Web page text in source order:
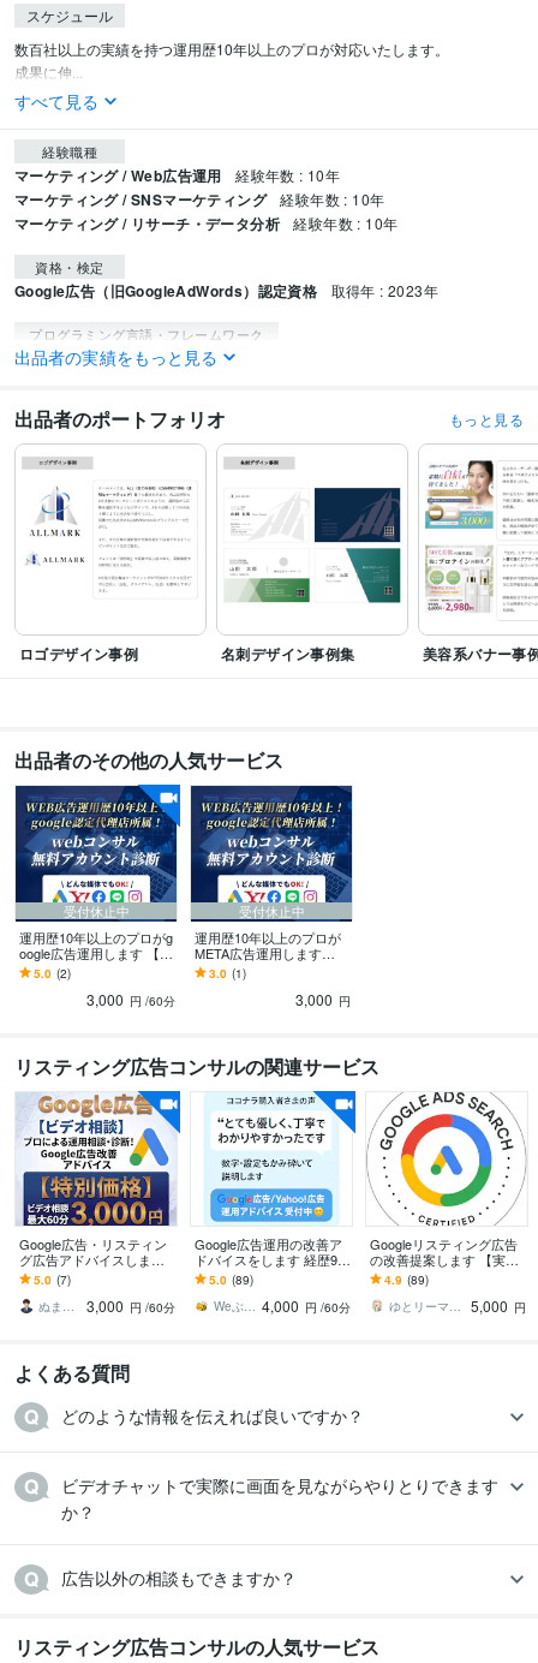
スケジュール
数百社以上の実績を持つ運用歴10年以上のプロが対応いたします。
成果に伸...
すべて見る
経験職種
マーケティング / Web広告運用 経験年数 : 10年
マーケティング / SNSマーケティング 経験年数 : 10年
マーケティング / リサーチ・データ分析 経験年数 : 10年
資格・検定
Google広告（旧GoogleAdWords）認定資格 取得年 : 2023年
プログラミング言語・フレームワーク
HTML:4年CSS:4年PHP:3年jQuery:4年
Google Analytics:10年 Google Tag Manager:10年
Adobe Photoshop:4年
Adobe Illustrator:4年Adobe XD:4年Google スプレッドシート:10年
得意分野
集客・マーケティング相談 webコンサルティング
Web制作・HP作成・EC構築 ・LP制作
出品者の実績をもっと見る
出品者のポートフォリオ もっと見る
ロゴデザイン事例 名刺デザイン事例集 美容系バナー事
出品者のその他の人気サービス
受付休止中
運用歴10年以上のプロがg
oogle広告運用します 【無
料アカウント診断受付
中】google正規代理店が
5.0 (2)
3,000 円 /60分
受付休止中
運用歴10年以上のプロが
META広告運用します
【無料アカウント診断受
付中】google正規代理店
3.0 (1)
3,000 円
リスティング広告コンサルの関連サービス
Google広告・リスティン
グ広告アドバイスします 5
000社対応・Google公式コ
ンサルの初期設定や広告
相談
5.0 (7)
ぬまっち＠元Google広告公式コンサル
3,000 円 /60分
Google広告運用の改善ア
ドバイスをします 経歴9年
目のWebマーケターが運
用診断、アドバイスをし
ます
5.0 (89)
Weぶんぶん 4,000 円 /60分
Googleリスティング広告
の改善提案します 【実績
豊富な認定資格者が対
応】リスティング以外や
別媒体も可能
4.9 (89)
ゆとリーマン＠Webマーケター
5,000 円
よくある質問
どのような情報を伝えれば良いですか？
ビデオチャットで実際に画面を見ながらやりとりできます
か？
広告以外の相談もできますか？
リスティング広告コンサルの人気サービス